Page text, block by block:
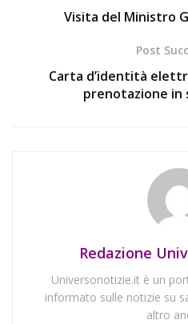
Visita del Ministro
Post
Carta d’identità
prenotazione in
Redazione
Universonotizie.it è un
informato sulle notizie su
altro